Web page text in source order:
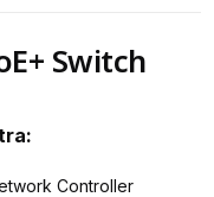
Switch
Controller